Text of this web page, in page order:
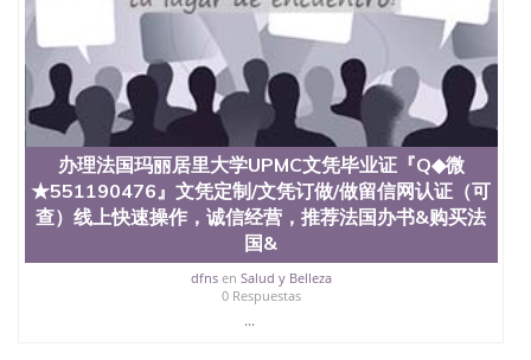
办理法国玛丽居里大学UPMC文凭毕业证『Q◆微
★551190476』文凭定制/文凭订做/做留信网认证（可
查）线上快速操作，诚信经营，推荐法国办书&购买法
国&
dfnsen Salud y Belleza
0 Respuestas
...